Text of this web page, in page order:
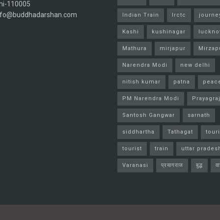
110005
Indian Train Irctc
Kashi kushinagar
Mathura mirjapur
Narendra Modi new delhi
nitish kumar patna
PM Narendra Modi Prayagraj
Santosh Gangwar sarnath
siddhartha Tathagat
tourist train uttar
Varanasi प्रयागराज बुद्ध